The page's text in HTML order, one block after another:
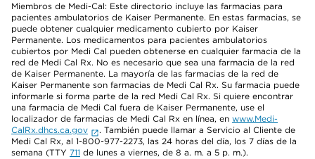
Miembros de Medi-Cal: Este directorio incluye las farmacias para
pacientes ambulatorios de Kaiser Permanente. En estas farmacias, se
puede obtener cualquier medicamento cubierto por Kaiser
Permanente. Los medicamentos para pacientes ambulatorios
cubiertos por Medi Cal pueden obtenerse en cualquier farmacia de la
red de Medi Cal Rx. No es necesario que sea una farmacia de la red
de Kaiser Permanente. La mayoría de las farmacias de la red de
Kaiser Permanente son farmacias de Medi Cal Rx. Su farmacia puede
informarle si forma parte de la red Medi Cal Rx. Si quiere encontrar
una farmacia de Medi Cal fuera de Kaiser Permanente, use el
localizador de farmacias de Medi Cal Rx en línea, en www.Medi-
CalRx.dhcs.ca.gov
. También puede llamar a Servicio al Cliente de
Medi Cal Rx, al 1-800-977-2273, las 24 horas del día, los 7 días de la
semana (TTY 711 de lunes a viernes, de 8 a. m. a 5 p. m.).